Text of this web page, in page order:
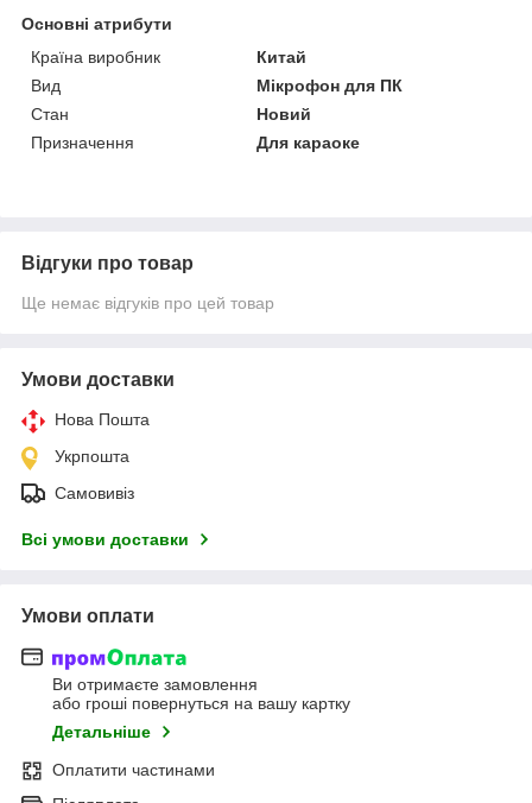
Основні атрибути
Країна виробник
Китай
Вид
Мікрофон для ПК
Стан
Новий
Призначення
Для караоке
Відгуки про товар
Ще немає відгуків про цей товар
Умови доставки
Нова Пошта
Укрпошта
Самовивіз
Всі умови доставки
Умови оплати
Ви отримаєте замовлення
або гроші повернуться на вашу картку
Детальніше
Оплатити частинами